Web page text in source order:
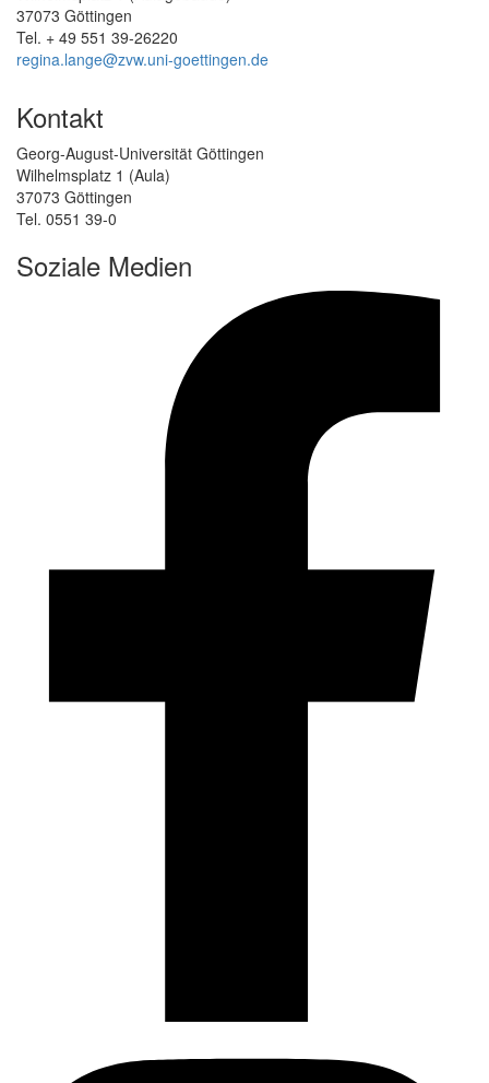
37073 Göttingen
Tel. + 49 551 39-26220
regina.lange@zvw.uni-goettingen.de
Kontakt
Georg-August-Universität Göttingen
Wilhelmsplatz 1 (Aula)
37073 Göttingen
Tel. 0551 39-0
Soziale Medien